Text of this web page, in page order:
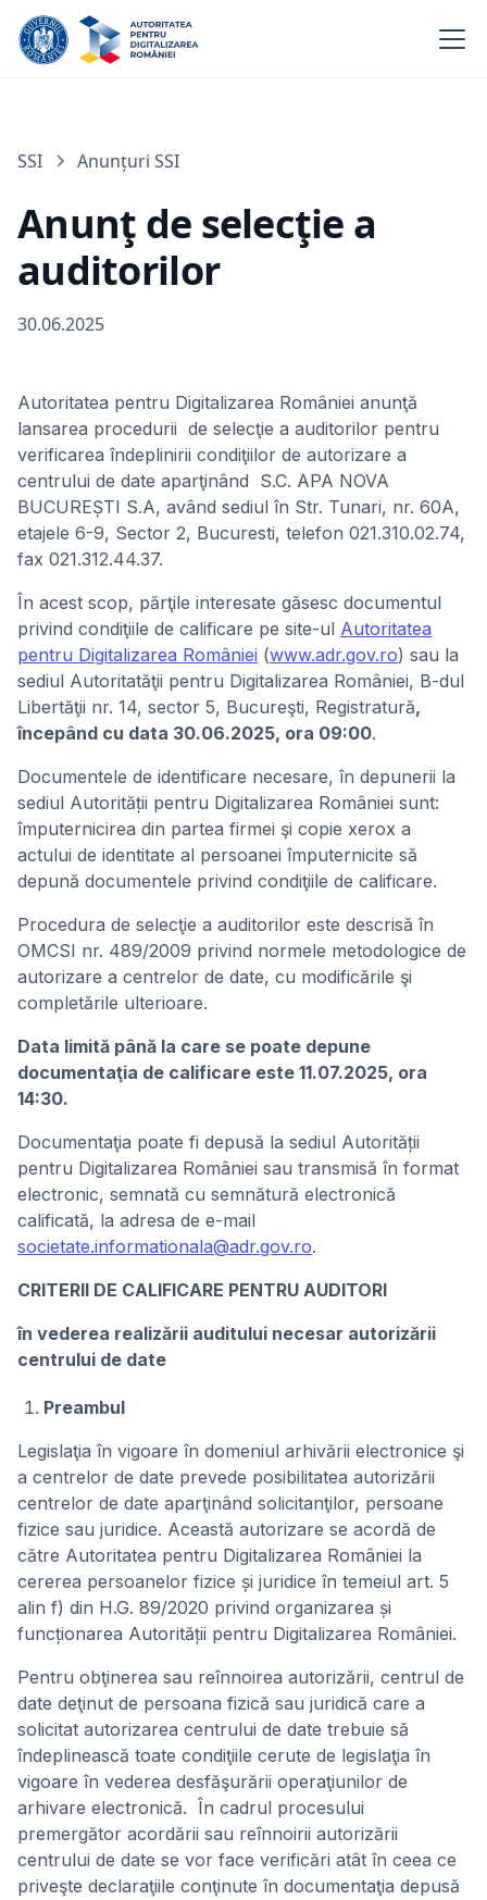
SSI Anunțuri SSI
Anunţ de selecţie a
auditorilor
30.06.2025
Autoritatea pentru Digitalizarea României anunţă
lansarea procedurii de selecţie a auditorilor pentru
verificarea îndeplinirii condiţiilor de autorizare a
centrului de date aparţinând S.C. APA NOVA
BUCUREȘTI S.A, având sediul în Str. Tunari, nr. 60A,
etajele 6-9, Sector 2, Bucuresti, telefon 021.310.02.74,
fax 021.312.44.37.
În acest scop, părţile interesate găsesc documentul
privind condiţiile de calificare pe site-ul Autoritatea
pentru Digitalizarea României (www.adr.gov.ro) sau la
sediul Autoritatăţii pentru Digitalizarea României, B-dul
Libertăţii nr. 14, sector 5, Bucureşti, Registratură,
începând cu data 30.06.2025, ora 09:00.
Documentele de identificare necesare, în depunerii la
sediul Autorității pentru Digitalizarea României sunt:
împuternicirea din partea firmei şi copie xerox a
actului de identitate al persoanei împuternicite să
depună documentele privind condiţiile de calificare.
Procedura de selecţie a auditorilor este descrisă în
OMCSI nr. 489/2009 privind normele metodologice de
autorizare a centrelor de date, cu modificările şi
completările ulterioare.
Data limită până la care se poate depune
documentaţia de calificare este 11.07.2025, ora
14:30.
Documentaţia poate fi depusă la sediul Autorității
pentru Digitalizarea României sau transmisă în format
electronic, semnată cu semnătură electronică
calificată, la adresa de e-mail
societate.informationala@adr.gov.ro.
CRITERII DE CALIFICARE PENTRU AUDITORI
în vederea realizării auditului necesar autorizării
centrului de date
Preambul
Legislaţia în vigoare în domeniul arhivării electronice şi
a centrelor de date prevede posibilitatea autorizării
centrelor de date aparţinând solicitanţilor, persoane
fizice sau juridice. Această autorizare se acordă de
către Autoritatea pentru Digitalizarea României la
cererea persoanelor fizice și juridice în temeiul art. 5
alin f) din H.G. 89/2020 privind organizarea și
funcționarea Autorității pentru Digitalizarea României.
Pentru obţinerea sau reînnoirea autorizării, centrul de
date deţinut de persoana fizică sau juridică care a
solicitat autorizarea centrului de date trebuie să
îndeplinească toate condiţiile cerute de legislaţia în
vigoare în vederea desfăşurării operaţiunilor de
arhivare electronică. În cadrul procesului
premergător acordării sau reînnoirii autorizării
centrului de date se vor face verificări atât în ceea ce
priveşte declaraţiile conţinute în documentaţia depusă